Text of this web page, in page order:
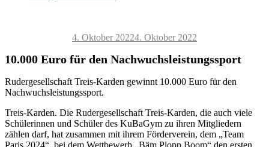
Veröffentlicht
4. Oktober 20224. Oktober 2022
10.000 Euro für den Nachwuchsleistungssport
Rudergesellschaft Treis-Karden gewinnt 10.000 Euro für den
Nachwuchsleistungssport.
Treis-Karden. Die Rudergesellschaft Treis-Karden, die auch viele
Schülerinnen und Schüler des KuBaGym zu ihren Mitgliedern
zählen darf, hat zusammen mit ihrem Förderverein, dem „Team
Paris 2024“, bei dem Wettbewerb „Bäm Plopp Boom“ den ersten